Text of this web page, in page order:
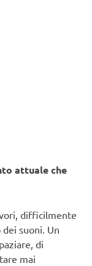
attuale che
difficilmente
suoni. Un
di
mai